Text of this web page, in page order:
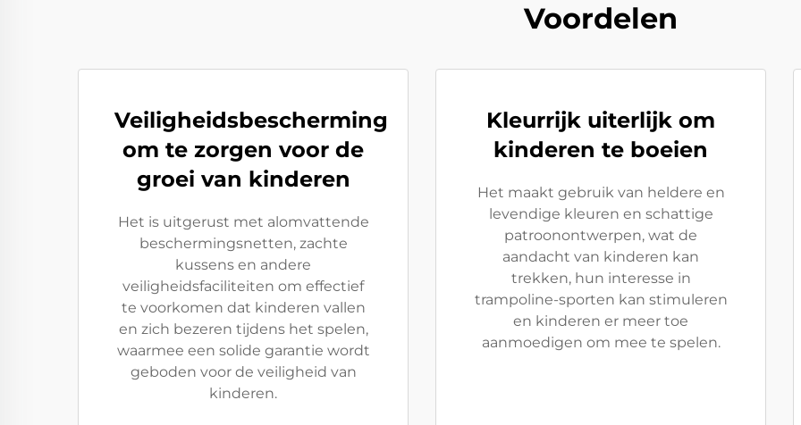
Voordelen
Veiligheidsbescherming
om te zorgen voor de
groei van kinderen
Het is uitgerust met alomvattende
beschermingsnetten, zachte
kussens en andere
veiligheidsfaciliteiten om effectief
te voorkomen dat kinderen vallen
en zich bezeren tijdens het spelen,
waarmee een solide garantie wordt
geboden voor de veiligheid van
kinderen.
Kleurrijk uiterlijk om
kinderen te boeien
Het maakt gebruik van heldere en
levendige kleuren en schattige
patroonontwerpen, wat de
aandacht van kinderen kan
trekken, hun interesse in
trampoline-sporten kan stimuleren
en kinderen er meer toe
aanmoedigen om mee te spelen.